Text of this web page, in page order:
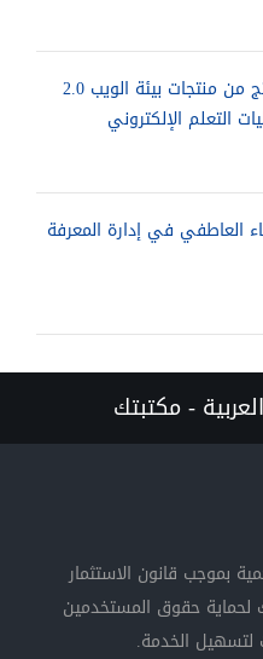
المكتبة 2.0 - منتج من منتجات بيئة الويب 2.0
التعلم الإلكتروني
العاطفي في إدارة المعرفة
- مكتبتك
بموجب قانون الاستثمار
(17) لسنة 2015 وذلك لحماية حقوق المستخدمين
لتسهيل الخدمة.